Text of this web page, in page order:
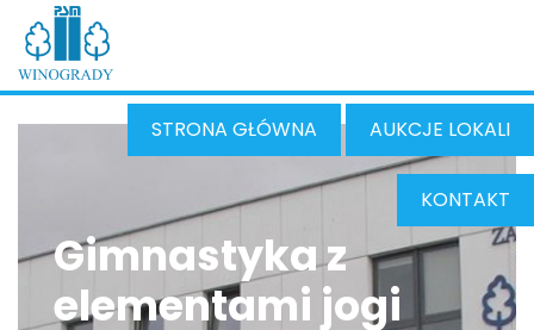
STRONA GŁÓWNA AUKCJE LOKALI
KONTAKT
Gimnastyka z
elementami jogi